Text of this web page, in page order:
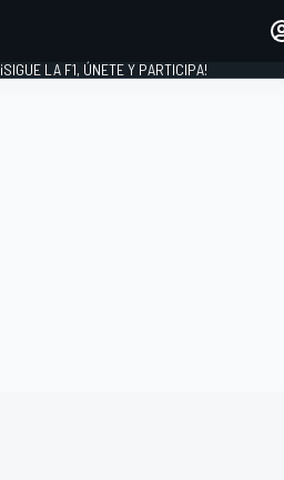
¡SIGUE LA F1, ÚNETE Y PARTICIPA!